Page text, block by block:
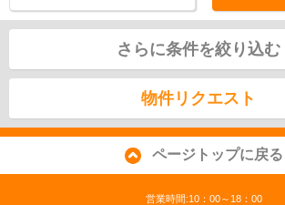
さらに条件を絞り込む
物件リクエスト
ページトップに戻る
営業時間:10：00～18：00